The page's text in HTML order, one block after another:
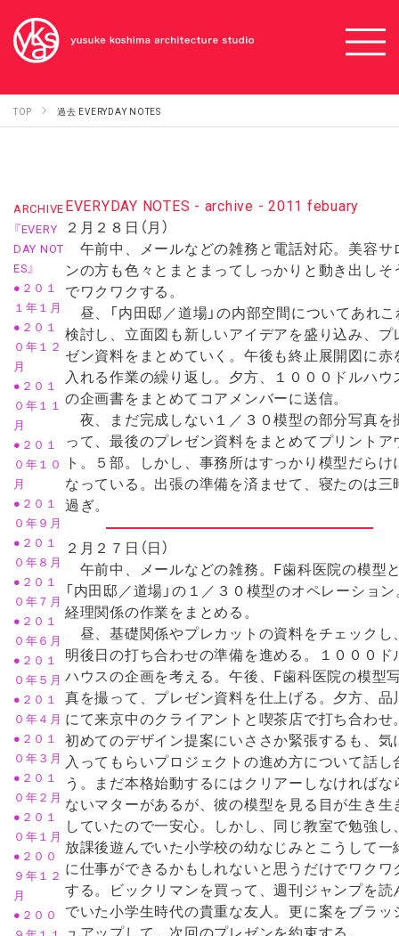
TOP 過去 EVERYDAY NOTES
ARCHIVE
『EVERY
DAY NOT
ES』
●２０１
１年１月
●２０１
０年１２
月
●２０１
０年１１
月
●２０１
０年１０
月
●２０１
０年９月
●２０１
０年８月
●２０１
０年７月
●２０１
０年６月
●２０１
０年５月
●２０１
０年４月
●２０１
０年３月
●２０１
０年２月
●２０１
０年１月
●２００
９年１２
月
●２００
EVERYDAY NOTES - archive - 2011 febuary
２月２８日（月）
午前中、メールなどの雑務と電話対応。美容サ
ンの方も色々とまとまってしっかりと動き出しそ
でワクワクする。
昼、「内田邸／道場」の内部空間についてあれ
検討し、立面図も新しいアイデアを盛り込み、プ
ゼン資料をまとめていく。午後も終止展開図に赤
入れる作業の繰り返し。夕方、１０００ドルハウ
の企画書をまとめてコアメンバーに送信。
夜、まだ完成しない１／３０模型の部分写真を
って、最後のプレゼン資料をまとめてプリントア
ト。５部。しかし、事務所はすっかり模型だらけ
なっている。出張の準備を済ませて、寝たのは三
過ぎ。
２月２７日（日）
午前中、メールなどの雑務。F歯科医院の模型
「内田邸／道場」の１／３０模型のオペレーショ
経理関係の作業をまとめる。
昼、基礎関係やプレカットの資料をチェックし
明後日の打ち合わせの準備を進める。１０００ド
ハウスの企画を考える。午後、F歯科医院の模型
真を撮って、プレゼン資料を仕上げる。夕方、品
にて来京中のクライアントと喫茶店で打ち合わせ
初めてのデザイン提案にいささか緊張するも、気
入ってもらいプロジェクトの進め方について話し
う。まだ本格始動するにはクリアーしなければな
ないマターがあるが、彼の模型を見る目が生き生
していたので一安心。しかし、同じ教室で勉強し
放課後遊んでいた小学校の幼なじみとこうして一
に仕事ができるかもしれないと思うだけでワクワ
する。ビックリマンを買って、週刊ジャンプを読
でいた小学生時代の貴重な友人。更に案をブラッ